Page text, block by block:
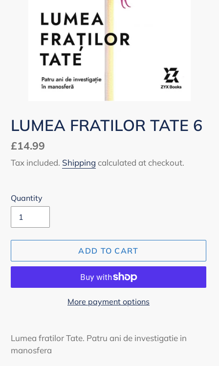
LUMEA FRATILOR TATE 6
Regular
price
£14.99
Tax included. Shipping calculated at checkout.
Quantity
ADD TO CART
More payment options
product
to
Lumea fratilor Tate. Patru ani de investigatie in
manosfera